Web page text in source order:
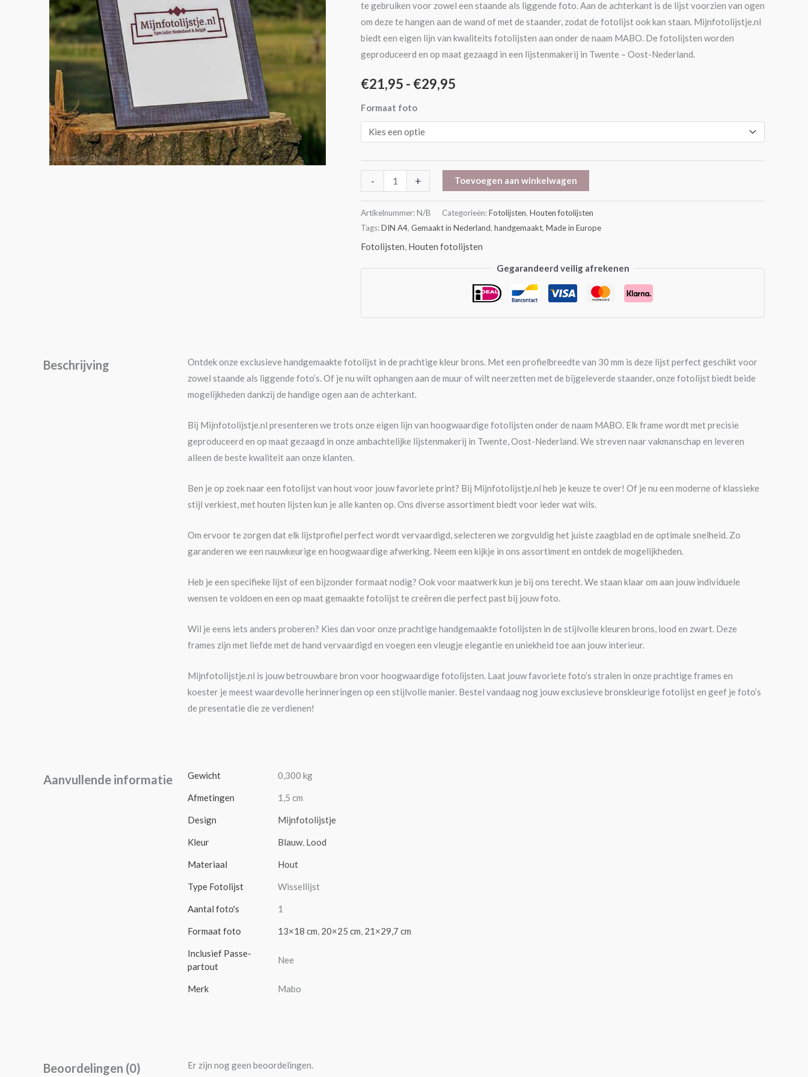
te gebruiken voor zowel een staande als liggende foto. Aan de achterkant is de lijst voorzien van ogen
om deze te hangen aan de wand of met de staander, zodat de fotolijst ook kan staan. Mijnfotolijstje.nl
biedt een eigen lijn van kwaliteits fotolijsten aan onder de naam MABO. De fotolijsten worden
geproduceerd en op maat gezaagd in een lijstenmakerij in Twente – Oost-Nederland.
€21,95 - €29,95
Formaat foto
- + Toevoegen aan winkelwagen
Artikelnummer:N/B Categorieën:Fotolijsten, Houten fotolijsten
Tags:DIN A4, Gemaakt in Nederland, handgemaakt, Made in Europe
Fotolijsten, Houten fotolijsten
Gegarandeerd veilig afrekenen
Beschrijving
Ontdek onze exclusieve handgemaakte fotolijst in de prachtige kleur brons. Met een profielbreedte van 30 mm is deze lijst perfect geschikt voor
zowel staande als liggende foto’s. Of je nu wilt ophangen aan de muur of wilt neerzetten met de bijgeleverde staander, onze fotolijst biedt beide
mogelijkheden dankzij de handige ogen aan de achterkant.
Bij Mijnfotolijstje.nl presenteren we trots onze eigen lijn van hoogwaardige fotolijsten onder de naam MABO. Elk frame wordt met precisie
geproduceerd en op maat gezaagd in onze ambachtelijke lijstenmakerij in Twente, Oost-Nederland. We streven naar vakmanschap en leveren
alleen de beste kwaliteit aan onze klanten.
Ben je op zoek naar een fotolijst van hout voor jouw favoriete print? Bij Mijnfotolijstje.nl heb je keuze te over! Of je nu een moderne of klassieke
stijl verkiest, met houten lijsten kun je alle kanten op. Ons diverse assortiment biedt voor ieder wat wils.
Om ervoor te zorgen dat elk lijstprofiel perfect wordt vervaardigd, selecteren we zorgvuldig het juiste zaagblad en de optimale snelheid. Zo
garanderen we een nauwkeurige en hoogwaardige afwerking. Neem een kijkje in ons assortiment en ontdek de mogelijkheden.
Heb je een specifieke lijst of een bijzonder formaat nodig? Ook voor maatwerk kun je bij ons terecht. We staan klaar om aan jouw individuele
wensen te voldoen en een op maat gemaakte fotolijst te creëren die perfect past bij jouw foto.
Wil je eens iets anders proberen? Kies dan voor onze prachtige handgemaakte fotolijsten in de stijlvolle kleuren brons, lood en zwart. Deze
frames zijn met liefde met de hand vervaardigd en voegen een vleugje elegantie en uniekheid toe aan jouw interieur.
Mijnfotolijstje.nl is jouw betrouwbare bron voor hoogwaardige fotolijsten. Laat jouw favoriete foto’s stralen in onze prachtige frames en
koester je meest waardevolle herinneringen op een stijlvolle manier. Bestel vandaag nog jouw exclusieve bronskleurige fotolijst en geef je foto’s
de presentatie die ze verdienen!
Aanvullende informatie Gewicht 0,300 kg
Afmetingen 1,5 cm
Design Mijnfotolijstje
Kleur Blauw, Lood
Materiaal Hout
Type Fotolijst Wissellijst
Aantal foto's 1
Formaat foto 13×18 cm, 20×25 cm, 21×29,7 cm
Inclusief Passe-
partout
Nee
Merk Mabo
Beoordelingen (0) Er zijn nog geen beoordelingen.